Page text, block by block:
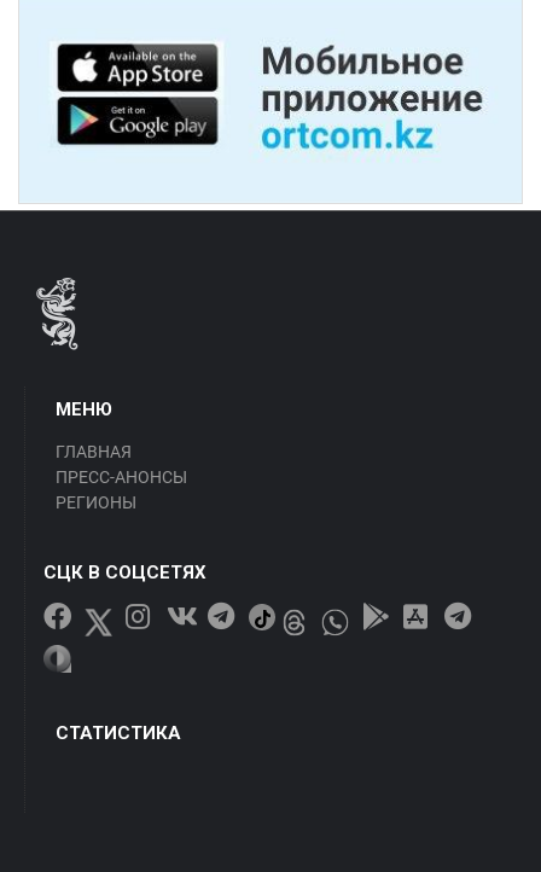
МЕНЮ
ГЛАВНАЯ
ПРЕСС-АНОНСЫ
РЕГИОНЫ
СЦК В СОЦСЕТЯХ
СТАТИСТИКА